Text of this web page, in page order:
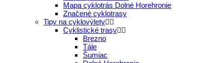
Mapa cyklotrás Dolné Horehronie
Značené cyklotrasy
Tipy na cyklovýlety
Cyklistické trasy
Brezno
Tále
Šumiac